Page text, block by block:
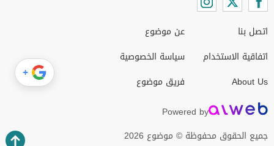
اتصل بنا
اتفاقية الاستخدام
About Us
عن موضوع
سياسة الخصوصية
فريق موضوع
Powered by
جميع الحقوق محفوظة © موضوع 2026
+